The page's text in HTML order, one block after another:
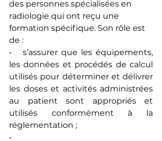
des personnes spécialisées en
radiologie qui ont reçu une
formation spécifique. Son rôle est
de :
•   s’assurer que les équipements,
les données et procédés de calcul
utilisés pour déterminer et délivrer
les doses et activités administrées
au patient sont appropriés et
utilisés conformément à la
réglementation ;
•